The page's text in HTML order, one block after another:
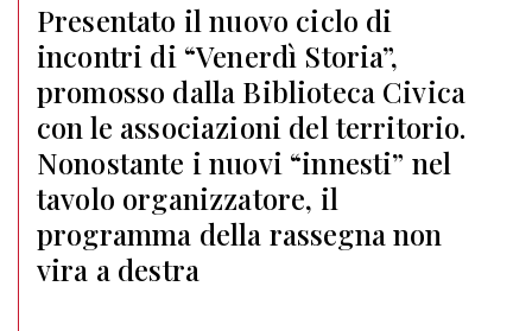
Presentato il nuovo ciclo di
incontri di “Venerdì Storia”,
promosso dalla Biblioteca Civica
con le associazioni del territorio.
Nonostante i nuovi “innesti” nel
tavolo organizzatore, il
programma della rassegna non
vira a destra